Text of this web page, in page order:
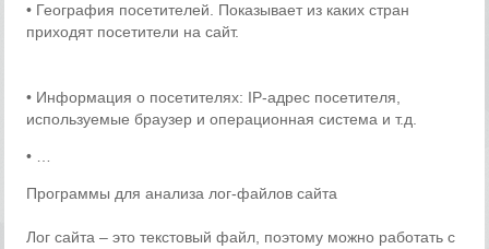
• География посетителей. Показывает из каких стран
приходят посетители на сайт.
• Информация о посетителях: IP-адрес посетителя,
используемые браузер и операционная система и т.д.
• …
Программы для анализа лог-файлов сайта
Лог сайта – это текстовый файл, поэтому можно работать с